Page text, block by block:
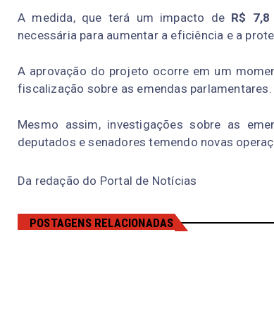
A medida, que terá um impacto de R$
necessária para aumentar a eficiência e a
A aprovação do projeto ocorre em um
fiscalização sobre as emendas parlamentares.
Mesmo assim, investigações sobre as
deputados e senadores temendo novas
Da redação do Portal de Notícias
POSTAGENS RELACIONADAS